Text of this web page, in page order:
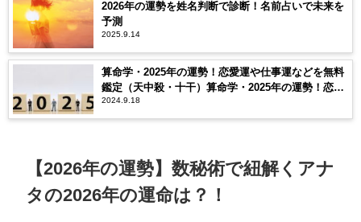
2026年の運勢を姓名判断で診断！名前占いで未来を
予測
2025.9.14
算命学・2025年の運勢！恋愛運や仕事運などを無料
鑑定（天中殺・十干）算命学・2025年の運勢！恋愛
運や仕事運などを無料鑑定（天中殺・十干）
2024.9.18
【2026年の運勢】数秘術で紐解くアナ
タの2026年の運命は？！